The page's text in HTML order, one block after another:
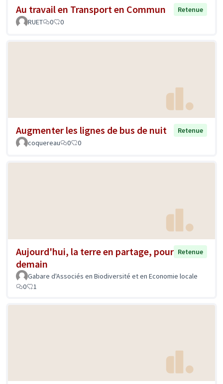
Au travail en Transport en Commun
Retenue
RUET
0 0
Augmenter les lignes de bus de nuit
Retenue
coquereau
0 0
Aujourd'hui, la terre en partage, pour
demain
Retenue
Gabare d'Associés en Biodiversité et en Economie locale
0
1